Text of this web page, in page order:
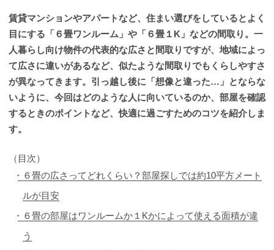
賃貸マンションやアパートなど、住まい選びをしているとよく
目にする「６畳ワンルーム」や「６畳１K」などの間取り。一
人暮らし向け物件の代表的な広さと間取りですが、地域によっ
て広さに違いがあるなど、似たような間取りでもくらしやすさ
が異なってきます。引っ越し後に「想像と違った…」とならな
いように、今回はどのような人に向いているのか、部屋を確認
するときのポイントなど、快適に過ごすためのコツを紹介しま
す。
（目次）
６畳の広さってどれくらい？部屋探しでは約10平方メート
ルが目安
６畳の部屋はワンルームか１Kかによって使える面積が違
う